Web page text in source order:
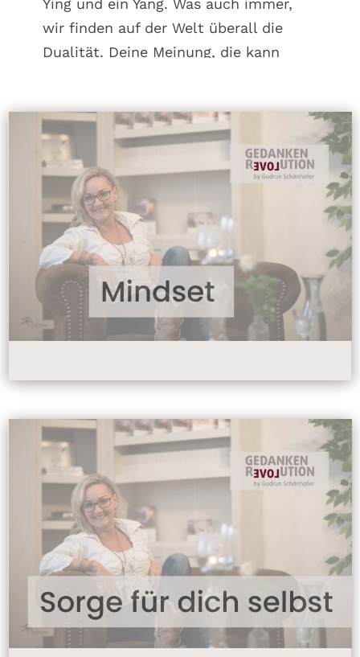
Ying und ein Yang. Was auch immer,
wir finden auf der Welt überall die
Dualität. Deine Meinung, die kann
andere Meinung. Auch hier Plus und
Minus, aber du kannst ihr nicht
entkommen, der Dualität.
Du kannst nur deinen Standpunkt
klarmachen, wo du stehst und es wird
immer welche geben, die gegen dich
sind und es gibt immer welche, das ist
die gute Nachricht, die vielleicht für
dich sind oder auch deiner Meinung.
Standpunkt, egal ob es andere richtig
richtig! Wenn du daran nicht nur
glaubst, weil glauben alleine reicht
nicht, sondern wenn du es bist, dann
kann dir auch ein Gegenwind nichts
mehr ausmachen.